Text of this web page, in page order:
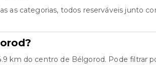
as categorias, todos reserváveis junto
km do centro de Bélgorod. Pode filtrar